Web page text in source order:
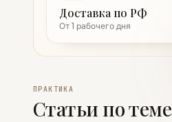
Доставка по РФ
От 1 рабочего дня
ПРАКТИКА
Статьи по теме